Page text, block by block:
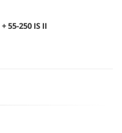
55-250 IS II